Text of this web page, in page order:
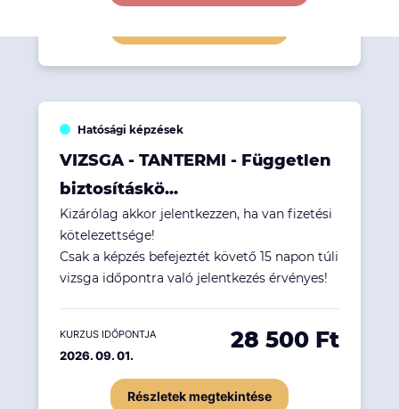
Hatósági képzések
VIZSGA - TANTERMI - Független
biztosításkö...
Kizárólag akkor jelentkezzen, ha van fizetési
kötelezettsége!
Csak a képzés befejeztét követő 15 napon túli
vizsga időpontra való jelentkezés érvényes!
KURZUS IDŐPONTJA
2026. 09. 01.
28 500 Ft
Részletek megtekintése